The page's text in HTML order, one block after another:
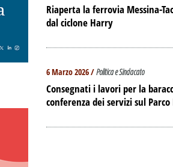
Riaperta la ferrovia Messina-
dal ciclone Harry
6 Marzo 2026 /Politica e Sindacato
Consegnati i lavori per la
conferenza dei servizi sul